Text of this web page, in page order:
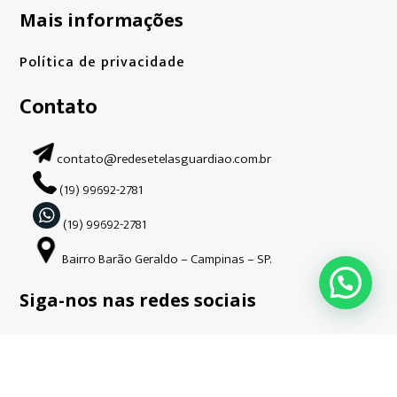
Mais informações
Política de privacidade
Contato
contato@redesetelasguardiao.com.br
(19) 99692-2781
(19) 99692-2781
Bairro Barão Geraldo – Campinas – SP.
Siga-nos nas redes sociais